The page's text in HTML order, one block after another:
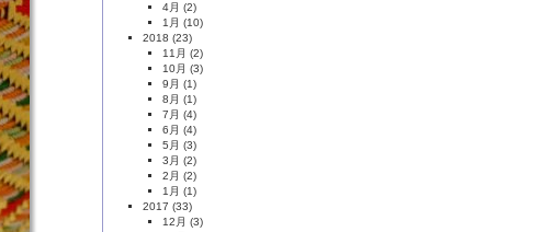
4月 (2)
1月 (10)
2018 (23)
11月 (2)
10月 (3)
9月 (1)
8月 (1)
7月 (4)
6月 (4)
5月 (3)
3月 (2)
2月 (2)
1月 (1)
2017 (33)
12月 (3)